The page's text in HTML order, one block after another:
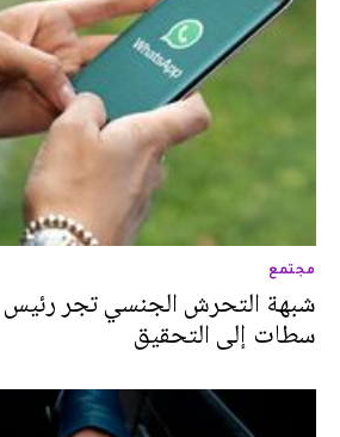
مجتمع
شبهة التحرش الجنسي تجر رئيس
سطات إلى التحقيق